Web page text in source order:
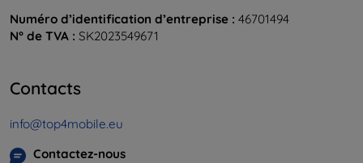
Numéro d’identification d’entreprise : 46701494
N° de TVA : SK2023549671
Contacts
info@top4mobile.eu
Contactez-nous